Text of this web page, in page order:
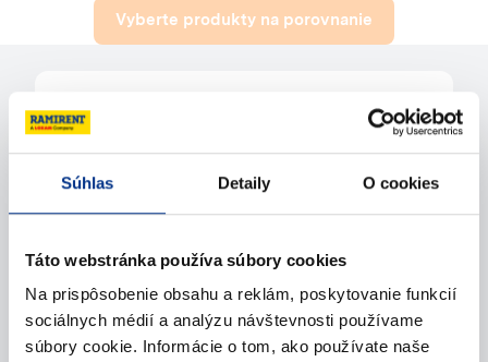
Súhlas Detaily O cookies
Táto webstránka používa súbory cookies
Na prispôsobenie obsahu a reklám, poskytovanie funkcií
sociálnych médií a analýzu návštevnosti používame
súbory cookie. Informácie o tom, ako používate naše
Vyberte produkty na porovnanie
Potrebujete pomoc?
Kontaktujte nás
Napíšte nám (e-mail)